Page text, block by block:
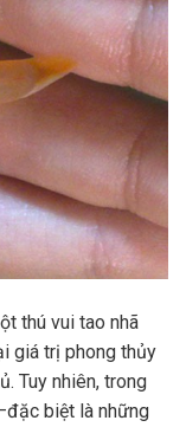
thú vui tao nhã
giá trị phong thủy
Tuy nhiên, trong
biệt là những